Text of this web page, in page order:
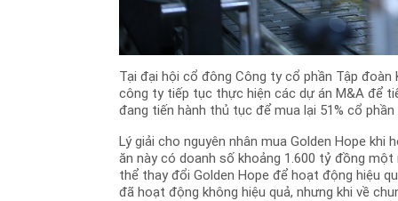
Tại đại hội cổ đông Công ty cổ phần Tập
công ty tiếp tục thực hiện các dự án M&A để
đang tiến hành thủ tục để mua lại 51% cổ
Lý giải cho nguyên nhân mua Golden Hope khi
ăn này có doanh số khoảng 1.600 tỷ đồng
thể thay đổi Golden Hope để hoạt động hiệu
đã hoạt động không hiệu quả, nhưng khi về